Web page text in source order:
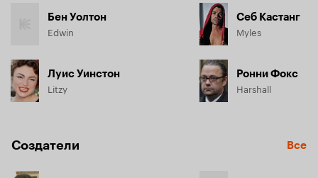
Бен Уолтон
Edwin
Луис Уинстон
Litzy
Себ Кастанг
Myles
Ронни Фокс
Harshall
Создатели Все